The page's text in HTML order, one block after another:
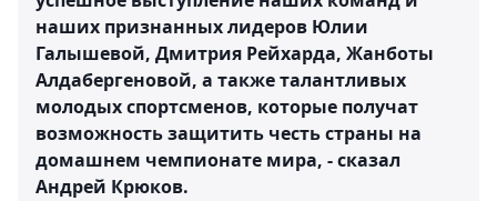
наших признанных лидеров Юлии
Галышевой, Дмитрия Рейхарда, Жанботы
Алдабергеновой, а также талантливых
молодых спортсменов, которые получат
возможность защитить честь страны на
домашнем чемпионате мира, - сказал
Андрей Крюков.